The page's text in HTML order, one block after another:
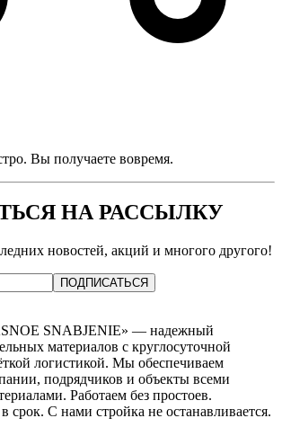
Вы получаете вовремя.
НА РАССЫЛКУ
новостей, акций и многого другого!
ПОДПИСАТЬСЯ
SNABJENIE» — надежный
материалов с круглосуточной
логистикой. Мы обеспечиваем
подрядчиков и объекты всеми
Работаем без простоев.
срок. С нами стройка не останавливается.